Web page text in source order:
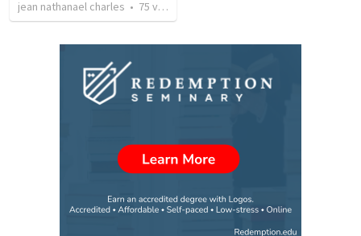
jean nathanael charles • 75 views